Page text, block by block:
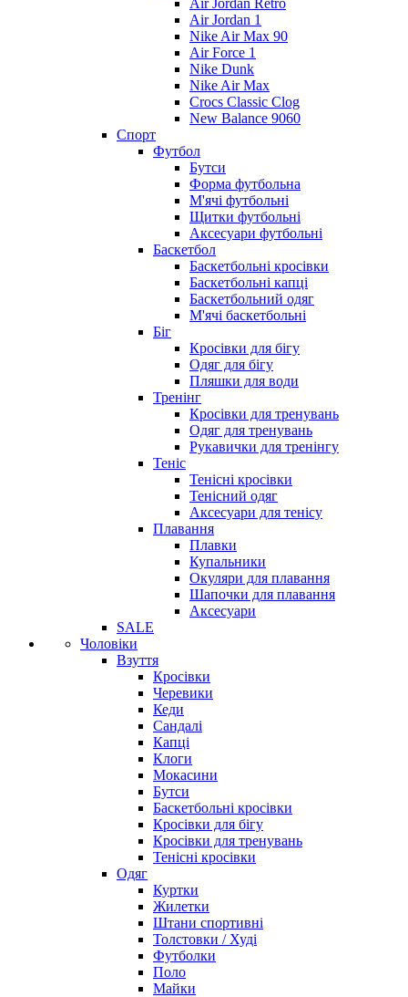
Air Jordan 1
Nike Air Max 90
Air Force 1
Nike Dunk
Nike Air Max
Crocs Classic Clog
New Balance 9060
Спорт
Футбол
Бутси
Форма футбольна
М'ячі футбольні
Щитки футбольні
Аксесуари футбольні
Баскетбол
Баскетбольні кросівки
Баскетбольні капці
Баскетбольний одяг
М'ячі баскетбольні
Біг
Кросівки для бігу
Одяг для бігу
Пляшки для води
Тренінг
Кросівки для тренувань
Одяг для тренувань
Рукавички для тренінгу
Теніс
Тенісні кросівки
Тенісний одяг
Аксесуари для тенісу
Плавання
Плавки
Купальники
Окуляри для плавання
Шапочки для плавання
Аксесуари
SALE
Чоловіки
Взуття
Кросівки
Черевики
Кеди
Сандалі
Капці
Клоги
Мокасини
Бутси
Баскетбольні кросівки
Кросівки для бігу
Кросівки для тренувань
Тенісні кросівки
Одяг
Куртки
Жилетки
Штани спортивні
Толстовки / Худі
Футболки
Поло
Майки